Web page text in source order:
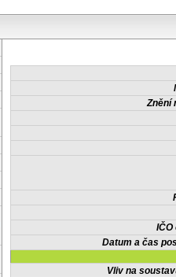
Znění
IČO
Datum a čas
Vliv na